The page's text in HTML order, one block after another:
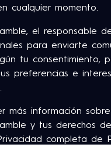
cualquier momento.
el responsable
para enviarte
tu consentimiento,
preferencias e
más información
y tus derechos
completa de